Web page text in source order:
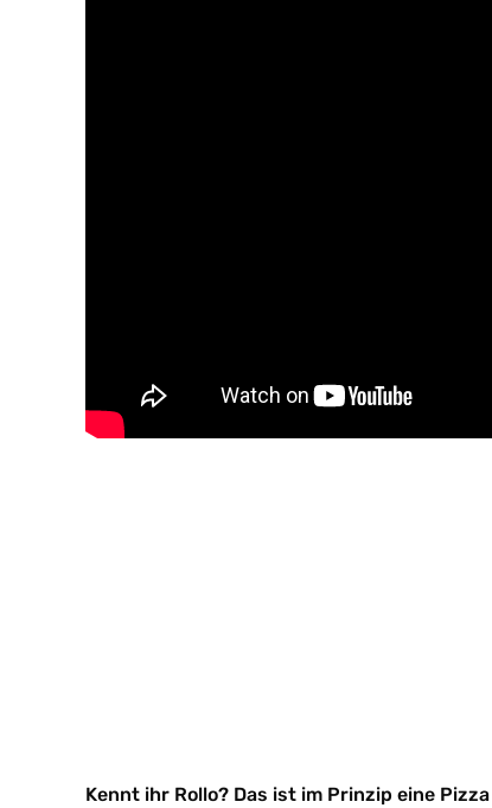
Kennt ihr Rollo? Das ist im Prinzip eine